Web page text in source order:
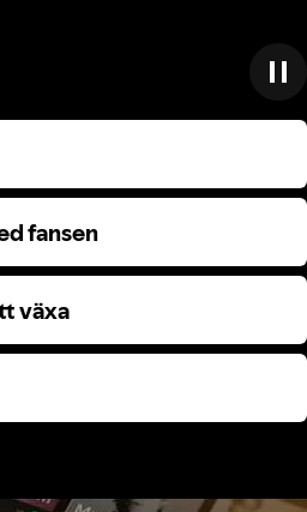
fansen
fansen
växa
växa